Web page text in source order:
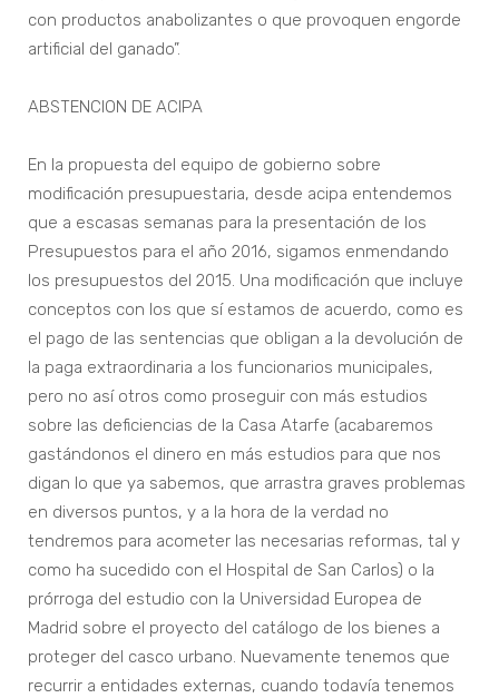
con productos anabolizantes o que provoquen engorde
artificial del ganado”.
ABSTENCION DE ACIPA
En la propuesta del equipo de gobierno sobre
modificación presupuestaria, desde acipa entendemos
que a escasas semanas para la presentación de los
Presupuestos para el año 2016, sigamos enmendando
los presupuestos del 2015. Una modificación que incluye
conceptos con los que sí estamos de acuerdo, como es
el pago de las sentencias que obligan a la devolución de
la paga extraordinaria a los funcionarios municipales,
pero no así otros como proseguir con más estudios
sobre las deficiencias de la Casa Atarfe (acabaremos
gastándonos el dinero en más estudios para que nos
digan lo que ya sabemos, que arrastra graves problemas
en diversos puntos, y a la hora de la verdad no
tendremos para acometer las necesarias reformas, tal y
como ha sucedido con el Hospital de San Carlos) o la
prórroga del estudio con la Universidad Europea de
Madrid sobre el proyecto del catálogo de los bienes a
proteger del casco urbano. Nuevamente tenemos que
recurrir a entidades externas, cuando todavía tenemos